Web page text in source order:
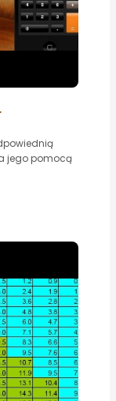
jego pomocą